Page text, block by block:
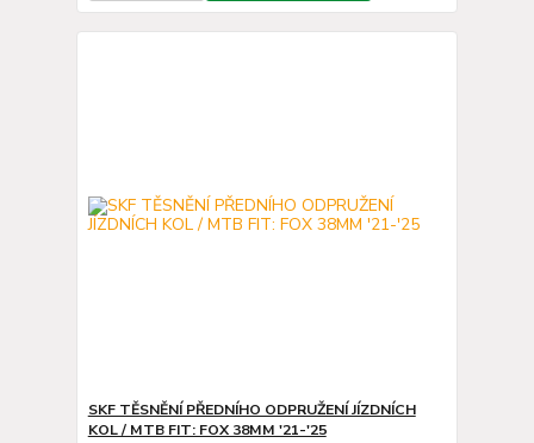
SKF TĚSNĚNÍ PŘEDNÍHO ODPRUŽENÍ JÍZDNÍCH
KOL / MTB FIT: FOX 38MM '21-'25